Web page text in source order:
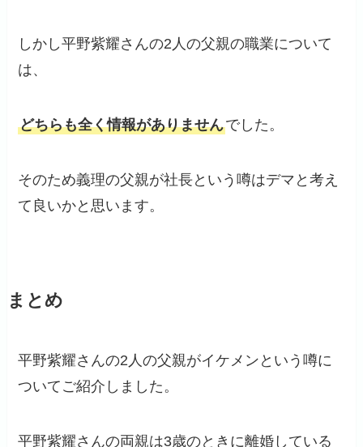
しかし平野紫耀さんの2人の父親の職業について
は、
どちらも全く情報がありませんでした。
そのため義理の父親が社長という噂はデマと考え
て良いかと思います。
まとめ
平野紫耀さんの2人の父親がイケメンという噂に
ついてご紹介しました。
平野紫耀さんの両親は3歳のときに離婚している